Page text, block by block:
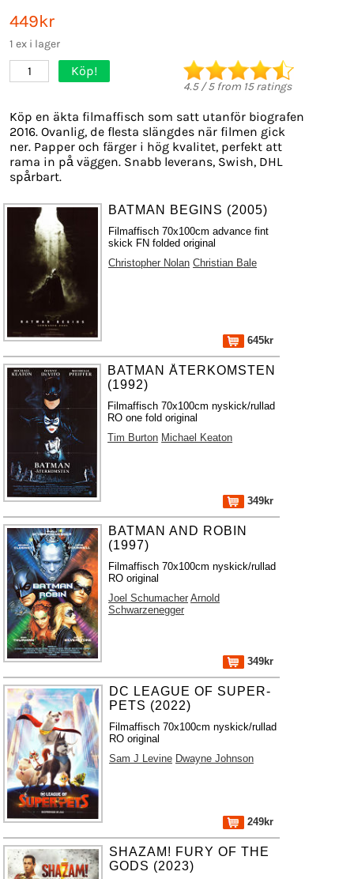
449kr
1 ex i lager
1 Köp!
4.5/5from 15ratings
Köp en äkta filmaffisch som satt utanför biografen
2016. Ovanlig, de flesta slängdes när filmen gick
ner. Papper och färger i hög kvalitet, perfekt att
rama in på väggen. Snabb leverans, Swish, DHL
spårbart.
BATMAN BEGINS (2005)
Filmaffisch 70x100cm advance fint
skick FN folded original
Christopher Nolan Christian Bale
645kr
BATMAN ÅTERKOMSTEN
(1992)
Filmaffisch 70x100cm nyskick/rullad
RO one fold original
Tim Burton Michael Keaton
349kr
BATMAN AND ROBIN
(1997)
Filmaffisch 70x100cm nyskick/rullad
RO original
Joel Schumacher Arnold
Schwarzenegger
349kr
DC LEAGUE OF SUPER-
PETS (2022)
Filmaffisch 70x100cm nyskick/rullad
RO original
Sam J Levine Dwayne Johnson
249kr
SHAZAM! FURY OF THE
GODS (2023)